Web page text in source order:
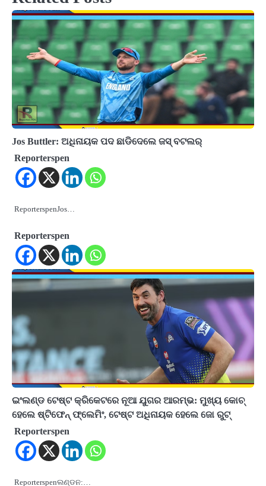
Jos Buttler: ଅଧିନାୟକ ପଦ ଛାଡିଦେଲେ ଜସ୍ ବଟଲର୍
Reporterspen
ReporterspenJos…
Reporterspen
ଇଂଲଣ୍ଡ ଟେଷ୍ଟ କ୍ରିକେଟରେ ନୂଆ ଯୁଗର ଆରମ୍ଭ: ମୁଖ୍ୟ କୋଚ୍
ହେଲେ ଷ୍ଟିଫେନ୍ ଫ୍ଲେମିଂ, ଟେଷ୍ଟ ଅଧିନାୟକ ହେଲେ ଜୋ ରୁଟ୍
Reporterspen
Reporterspenଲଣ୍ଡନ:…